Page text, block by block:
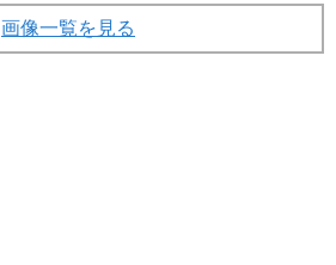
画像一覧を見る